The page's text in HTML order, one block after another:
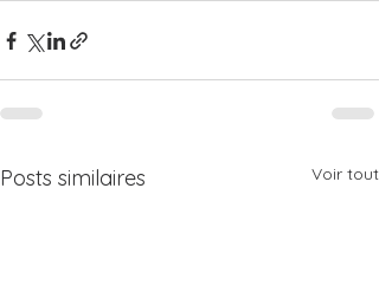
Posts similaires Voir tout